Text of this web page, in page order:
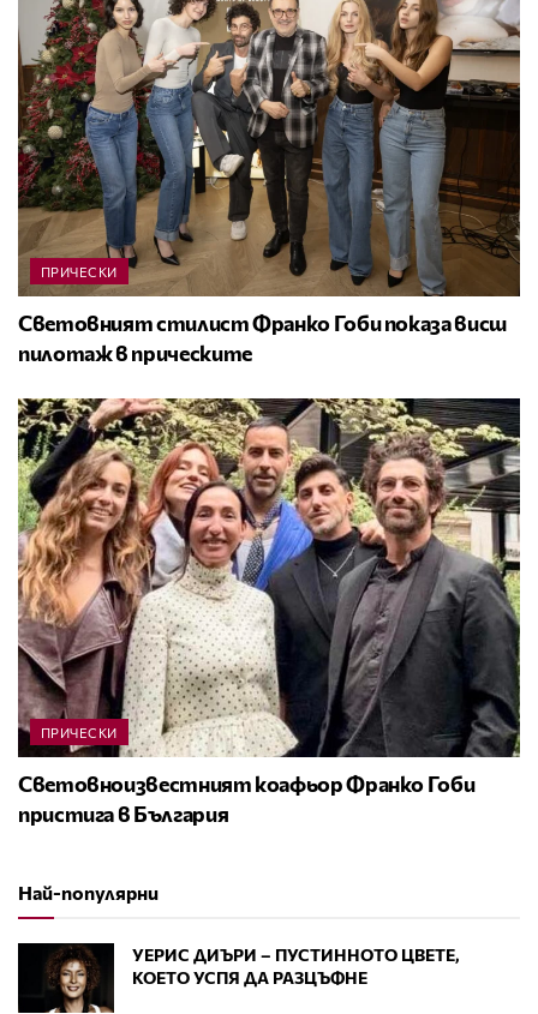
ПРИЧЕСКИ
Световният стилист Франко Гоби показа висш
пилотаж в прическите
ПРИЧЕСКИ
Световноизвестният коафьор Франко Гоби
пристига в България
Най-популярни
УЕРИС ДИЪРИ – ПУСТИННОТО ЦВЕТЕ,
КОЕТО УСПЯ ДА РАЗЦЪФНЕ